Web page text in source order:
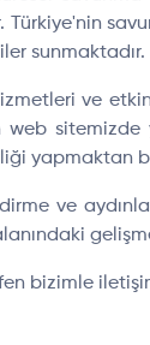
Türkiye'nin
sunmaktadır.
ve
sitemizde
yapmaktan
ve
bizimle